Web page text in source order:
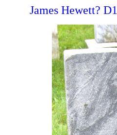
James Hewett?